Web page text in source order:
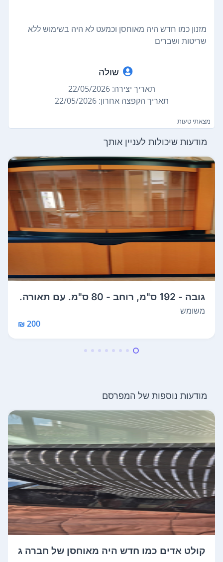
מזנון כמו חדש היה מאוחסן וכמעט לא היה בשימוש ללא
שריטות ושברים
שולה
תאריך יצירה: 22/05/2026
תאריך הקפצה אחרון: 22/05/2026
מצאתי טעות
מודעות שיכולות לעניין אותך
גובה - 192 ס"מ, רוחב - 80 ס"מ. עם תאורה.
משומש
200 ₪
מודעות נוספות של המפרסם
קולט אדים כמו חדש היה מאוחסן של חברה ג